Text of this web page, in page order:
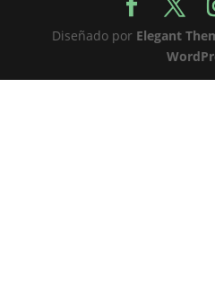
Diseñado por Elegant